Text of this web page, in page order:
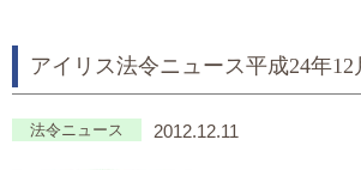
アイリス法令ニュース平成24年12
法令ニュース 2012.12.11
入管等外
建設業許